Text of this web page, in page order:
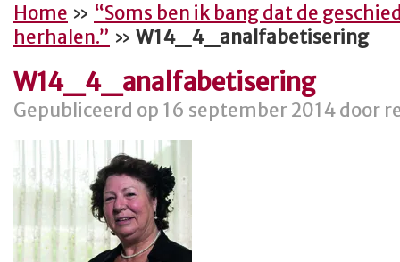
Home » “Soms ben ik bang dat de
herhalen.” » W14_4_analfabetisering
W14_4_analfabetisering
Gepubliceerd op 16 september 2014 door